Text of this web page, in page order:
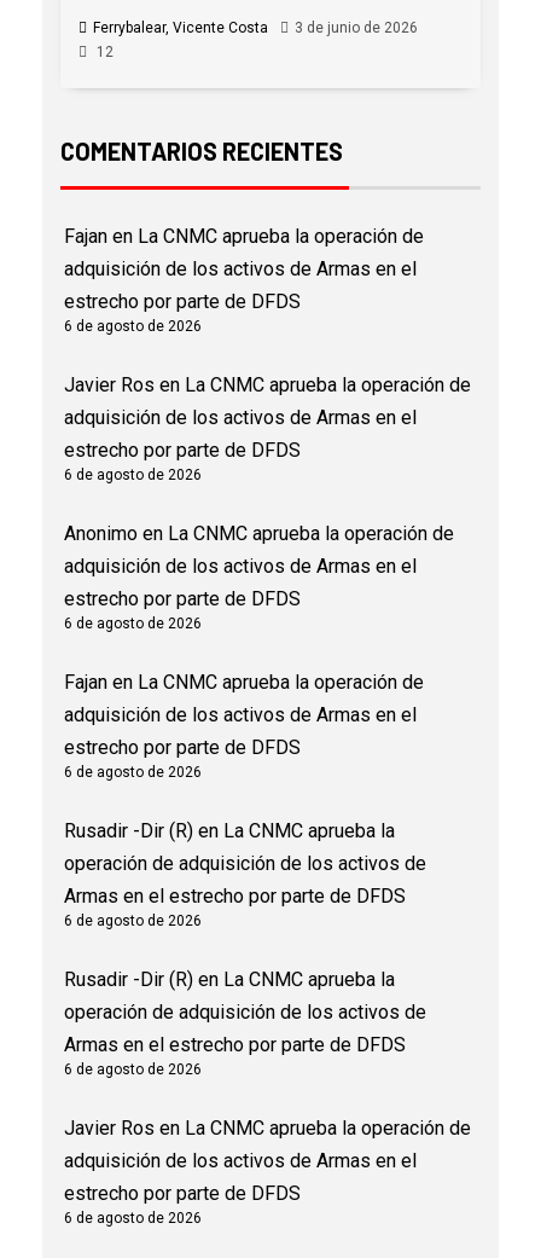
Ferrybalear, Vicente Costa
3 de junio de 2026
12
COMENTARIOS RECIENTES
Fajan en La CNMC aprueba la operación de
adquisición de los activos de Armas en el
estrecho por parte de DFDS
6 de agosto de 2026
Javier Ros en La CNMC aprueba la operación de
adquisición de los activos de Armas en el
estrecho por parte de DFDS
6 de agosto de 2026
Anonimo en La CNMC aprueba la operación de
adquisición de los activos de Armas en el
estrecho por parte de DFDS
6 de agosto de 2026
Fajan en La CNMC aprueba la operación de
adquisición de los activos de Armas en el
estrecho por parte de DFDS
6 de agosto de 2026
Rusadir -Dir (R) en La CNMC aprueba la
operación de adquisición de los activos de
Armas en el estrecho por parte de DFDS
6 de agosto de 2026
Rusadir -Dir (R) en La CNMC aprueba la
operación de adquisición de los activos de
Armas en el estrecho por parte de DFDS
6 de agosto de 2026
Javier Ros en La CNMC aprueba la operación de
adquisición de los activos de Armas en el
estrecho por parte de DFDS
6 de agosto de 2026